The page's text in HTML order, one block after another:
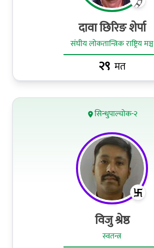
दावा छिरिङ शेर्पा
संघीय लोकतान्त्रिक राष्ट्रिय मञ्च
२९ मत
सिन्धुपाल्चोक-२
विजु श्रेष्ठ
स्वतन्त्र